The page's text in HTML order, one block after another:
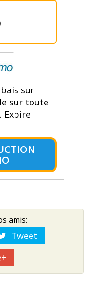
sur
sur toute
Expire
amis:
Tweet